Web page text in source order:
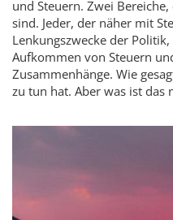
und Steuern. Zwei
sind. Jeder, der näher mit
Lenkungszwecke der
Aufkommen von Steuern
Zusammenhänge. Wie
zu tun hat. Aber was ist das